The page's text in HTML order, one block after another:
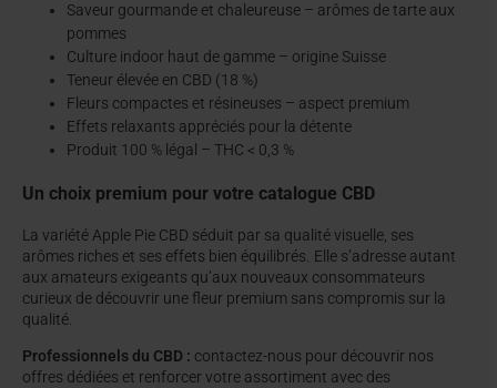
Saveur gourmande et chaleureuse – arômes de tarte aux
pommes
Culture indoor haut de gamme – origine Suisse
Teneur élevée en CBD (18 %)
Fleurs compactes et résineuses – aspect premium
Effets relaxants appréciés pour la détente
Produit 100 % légal – THC < 0,3 %
Un choix premium pour votre catalogue CBD
La variété Apple Pie CBD séduit par sa qualité visuelle, ses
arômes riches et ses effets bien équilibrés. Elle s’adresse autant
aux amateurs exigeants qu’aux nouveaux consommateurs
curieux de découvrir une fleur premium sans compromis sur la
qualité.
Professionnels du CBD : contactez-nous pour découvrir nos
offres dédiées et renforcer votre assortiment avec des